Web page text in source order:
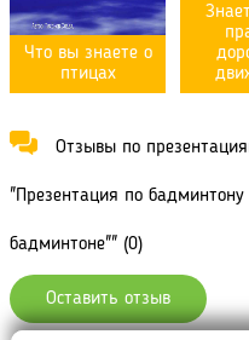
Что вы знаете о
птицах
Отзывы по
"Презентация по
бадминтоне"" (0)
Оставить отзыв